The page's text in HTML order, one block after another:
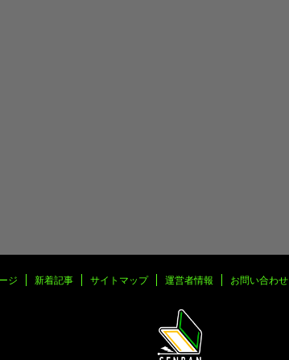
ジ 新着記事 サイトマップ 運営者情報 お問い合わせ